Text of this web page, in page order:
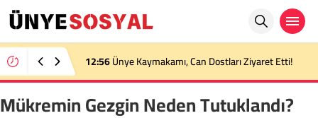
12:56Ünye Kaymakamı, Can Dostları Ziyaret Etti!
Mükremin Gezgin Neden Tutuklandı?